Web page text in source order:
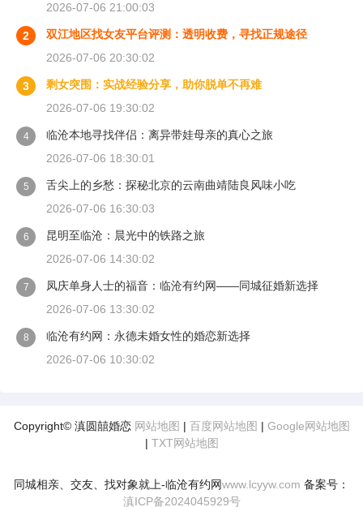
2026-07-06 21:00:03
2
双江地区找女友平台评测：透明收费，寻找正规途径
2026-07-06 20:30:02
3
剩女突围：实战经验分享，助你脱单不再难
2026-07-06 19:30:02
4
临沧本地寻找伴侣：离异带娃母亲的真心之旅
2026-07-06 18:30:01
5
舌尖上的乡愁：探秘北京的云南曲靖陆良风味小吃
2026-07-06 16:30:03
6
昆明至临沧：晨光中的铁路之旅
2026-07-06 14:30:02
7
凤庆单身人士的福音：临沧有约网——同城征婚新选择
2026-07-06 13:30:02
8
临沧有约网：永德未婚女性的婚恋新选择
2026-07-06 10:30:02
Copyright© 滇圆囍婚恋 网站地图 | 百度网站地图 | Google网站地图
| TXT网站地图
同城相亲、交友、找对象就上-临沧有约网www.lcyyw.com 备案号：
滇ICP备2024045929号